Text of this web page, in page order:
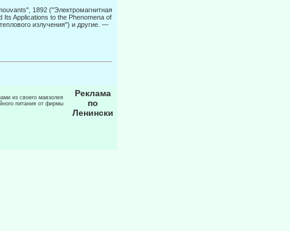
1892 ("Электромагнитная
Applications to the Phenomena of
излучения") и другие. —
из своего мавзолея
питания от фирмы
Реклама
по
Ленински